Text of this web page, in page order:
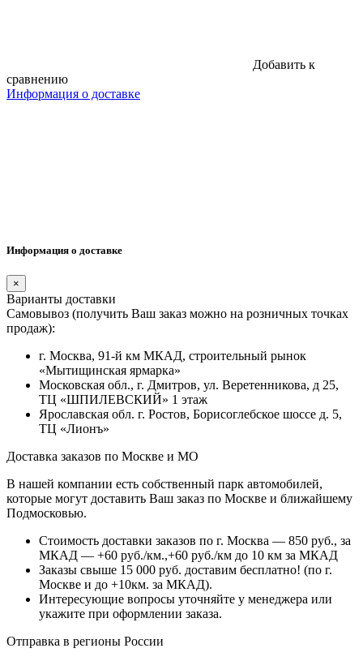
Добавить к
сравнению
Информация о доставке
Информация о доставке
×
Варианты доставки
Самовывоз (получить Ваш заказ можно на розничных точках
продаж):
г. Москва, 91-й км МКАД, строительный рынок
«Мытищинская ярмарка»
Московская обл., г. Дмитров, ул. Веретенникова, д 25,
ТЦ «ШПИЛЕВСКИЙ» 1 этаж
Ярославская обл. г. Ростов, Борисоглебское шоссе д. 5,
ТЦ «Лионъ»
Доставка заказов по Москве и МО
В нашей компании есть собственный парк автомобилей,
которые могут доставить Ваш заказ по Москве и ближайшему
Подмосковью.
Стоимость доставки заказов по г. Москва — 850 руб., за
МКАД — +60 руб./км.,+60 руб./км до 10 км за МКАД
Заказы свыше 15 000 руб. доставим бесплатно! (по г.
Москве и до +10км. за МКАД).
Интересующие вопросы уточняйте у менеджера или
укажите при оформлении заказа.
Отправка в регионы России